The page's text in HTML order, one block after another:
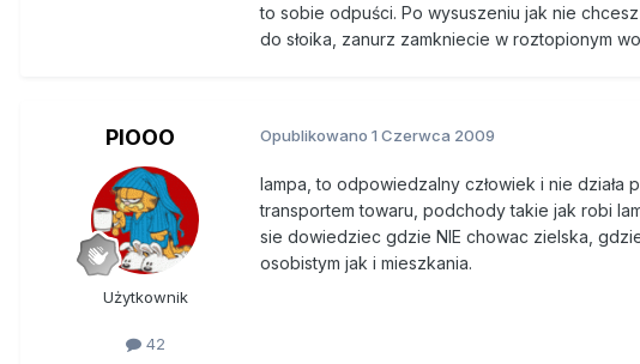
to sobie odpuści. Po wysuszeniu jak nie
do słoika, zanurz zamkniecie w roztopionym
PIOOO
Użytkownik
42
Opublikowano 1 Czerwca 2009
lampa, to odpowiedzalny człowiek i nie
transportem towaru, podchody takie jak robi
sie dowiedziec gdzie NIE chowac zielska,
osobistym jak i mieszkania.